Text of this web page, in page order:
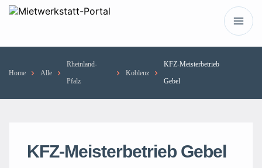
Home Alle
Rheinland-
Pfalz
Koblenz
KFZ-Meisterbetrieb
Gebel
KFZ-Meisterbetrieb Gebel